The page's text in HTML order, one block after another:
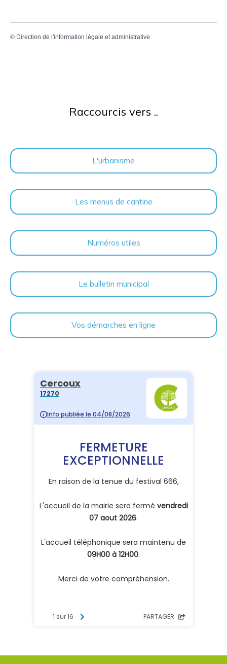
© Direction de l'information légale et administrative
Raccourcis vers ..
L'urbanisme
Les menus de cantine
Numéros utiles
Le bulletin municipal
Vos démarches en ligne